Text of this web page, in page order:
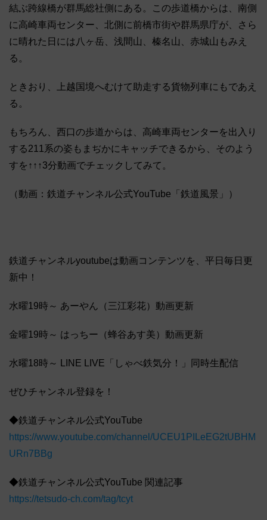
結ぶ跨線橋が群馬総社側にある。この歩道橋からは、南側
に高崎車両センター、北側に前橋市街や群馬県庁が、さら
に晴れた日には八ヶ岳、浅間山、榛名山、赤城山もみえ
る。
ときおり、上越国境へむけて助走する貨物列車にもであえ
る。
もちろん、西口の歩道からは、高崎車両センターを出入り
する211系の姿もまぢかにキャッチできるから、そのよう
すを↑↑↑3分動画でチェックしてみて。
（動画：鉄道チャンネル公式YouTube「鉄道風景」）
鉄道チャンネルyoutubeは動画コンテンツを、平日毎日更
新中！
水曜19時～ あーやん（三江彩花）動画更新
金曜19時～ はっちー（蜂谷あす美）動画更新
水曜18時～ LINE LIVE「しゃべ鉄気分！」同時生配信
ぜひチャンネル登録を！
◆鉄道チャンネル公式YouTube
https://www.youtube.com/channel/UCEU1PILeEG2tUBHM
URn7BBg
◆鉄道チャンネル公式YouTube 関連記事
https://tetsudo-ch.com/tag/tcyt